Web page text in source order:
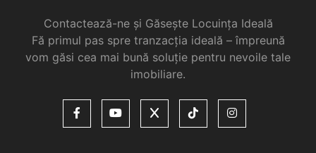
Contactează-ne și Găsește Locuința Ideală
Fă primul pas spre tranzacția ideală – împreună
vom găsi cea mai bună soluție pentru nevoile tale
imobiliare.